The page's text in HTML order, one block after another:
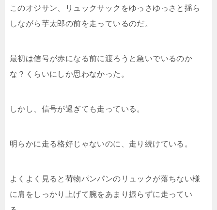
このオジサン、リュックサックをゆっさゆっさと揺ら
しながら芋太郎の前を走っているのだ。
最初は信号が赤になる前に渡ろうと急いでいるのか
な？くらいにしか思わなかった。
しかし、信号が過ぎても走っている。
明らかに走る格好じゃないのに、走り続けている。
よくよく見ると荷物パンパンのリュックが落ちない様
に肩をしっかり上げて腕をあまり振らずに走ってい